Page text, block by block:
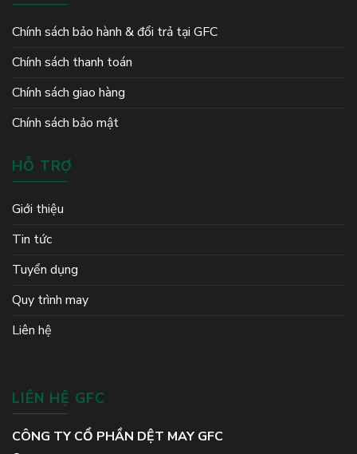
Chính sách bảo hành & đổi trả tại GFC
Chính sách thanh toán
Chính sách giao hàng
Chính sách bảo mật
HỖ TRỢ
Giới thiệu
Tin tức
Tuyển dụng
Quy trình may
Liên hệ
LIÊN HỆ GFC
CÔNG TY CỔ PHẦN DỆT MAY GFC